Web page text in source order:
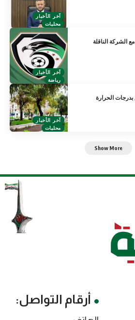
آخر الأخبار
محليات
آخر الأخبار
رياضة
الشركة الناقلة
آخر الأخبار
محليات
الحرارة
Show More
أرقام التواصل: